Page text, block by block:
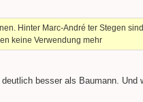
Hinter Marc-André ter Stegen
keine Verwendung mehr
besser als Baumann. Und